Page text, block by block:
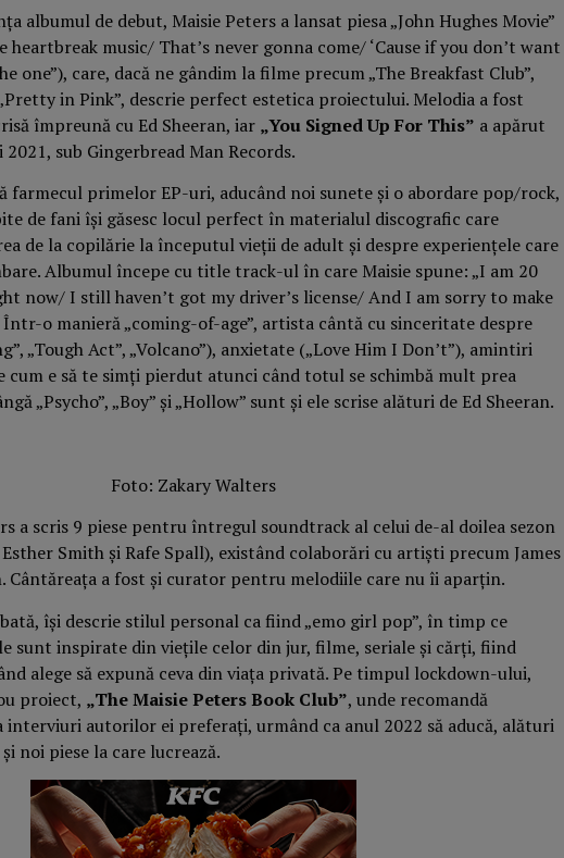
albumul de debut, Maisie Peters a lansat piesa „John Hughes Movie”
music/ That’s never gonna come/ ‘Cause if you don’t want
one”), care, dacă ne gândim la filme precum „The Breakfast Club”,
„Pretty in Pink”, descrie perfect estetica proiectului. Melodia a fost
împreună cu Ed Sheeran, iar „You Signed Up For This” a apărut
sub Gingerbread Man Records.
farmecul primelor EP-uri, aducând noi sunete și o abordare pop/rock,
de fani își găsesc locul perfect în materialul discografic care
de la copilărie la începutul vieții de adult și despre experiențele care
Albumul începe cu title track-ul în care Maisie spune: „I am 20
now/ I still haven’t got my driver’s license/ And I am sorry to make
o manieră „coming-of-age”, artista cântă cu sinceritate despre
„Tough Act”, „Volcano”), anxietate („Love Him I Don’t”), amintiri
cum e să te simți pierdut atunci când totul se schimbă mult prea
„Psycho”, „Boy” și „Hollow” sunt și ele scrise alături de Ed Sheeran.
Foto: Zakary Walters
a scris 9 piese pentru întregul soundtrack al celui de-al doilea sezon
Smith și Rafe Spall), existând colaborări cu artiști precum James
Cântăreața a fost și curator pentru melodiile care nu îi aparțin.
își descrie stilul personal ca fiind „emo girl pop”, în timp ce
sunt inspirate din viețile celor din jur, filme, seriale și cărți, fiind
alege să expună ceva din viața privată. Pe timpul lockdown-ului,
proiect, „The Maisie Peters Book Club”, unde recomandă
autorilor ei preferați, urmând ca anul 2022 să aducă, alături
noi piese la care lucrează.